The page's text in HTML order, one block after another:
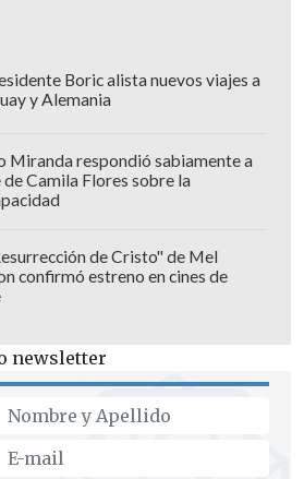
estreno de la película de
produzca durante
Boric alista nuevos viajes a
y Alemania
Miranda respondió sabiamente a
de Camila Flores sobre la
de Cristo" de Mel
confirmó estreno en cines de
newsletter